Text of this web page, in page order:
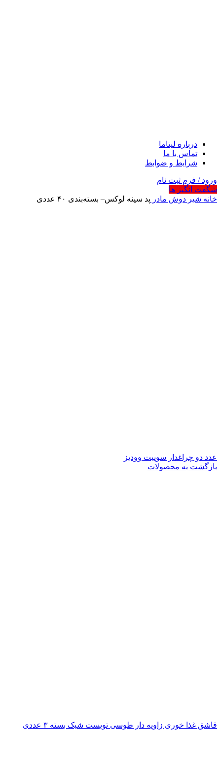
درباره لیتاما
تماس با ما
شرایط و ضوابط
ورود / فرم ثبت نام
شگفت انگیز ها
خانه شیر دوش مادر پد سینه لوکس– بسته‌بندی ۴۰ عددی
عدد دو چراغدار سوییت وودیز
بازگشت به محصولات
قاشق غذا خوری زاویه دار طوسی تویست شیک بسته ۳ عددی